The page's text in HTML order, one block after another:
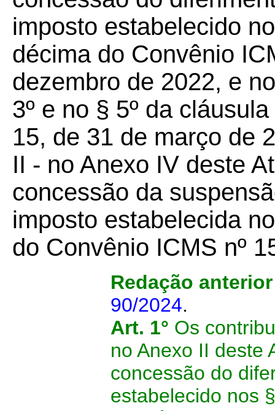
imposto estabelecido
décima do Convênio
dezembro de 2022, e
3º e no § 5º da
15, de 31 de março de
II - no Anexo IV deste
concessão da
imposto estabelecida
do Convênio ICMS nº
Redação anterior
90/2024.
Art. 1° Os
no Anexo II deste
concessão do
estabelecido nos